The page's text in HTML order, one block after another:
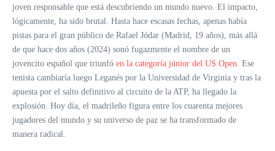
joven responsable que está descubriendo un mundo nuevo. El impacto,
lógicamente, ha sido brutal. Hasta hace escasas fechas, apenas había
pistas para el gran público de Rafael Jódar (Madrid, 19 años), más allá
de que hace dos años (2024) sonó fugazmente el nombre de un
jovencito español que triunfó en la categoría júnior del US Open. Ese
tenista cambiaría luego Leganés por la Universidad de Virginia y tras la
apuesta por el salto definitivo al circuito de la ATP, ha llegado la
explosión. Hoy día, el madrileño figura entre los cuarenta mejores
jugadores del mundo y su universo de paz se ha transformado de
manera radical.